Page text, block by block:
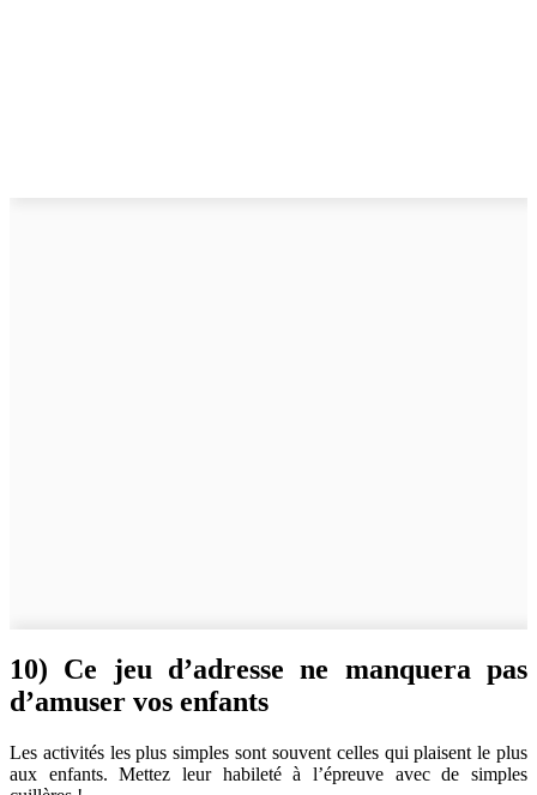
10) Ce jeu d’adresse ne manquera pas
d’amuser vos enfants
Les activités les plus simples sont souvent celles qui plaisent le plus
aux enfants. Mettez leur habileté à l’épreuve avec de simples